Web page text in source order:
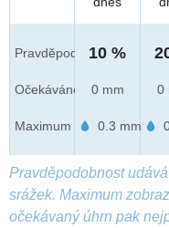
Pravděpod.
Očekáváno
Maximum
10 %
0 mm
0.3 mm
0
Pravděpodobnost
srážek. Maximum
očekávaný úhrn pak